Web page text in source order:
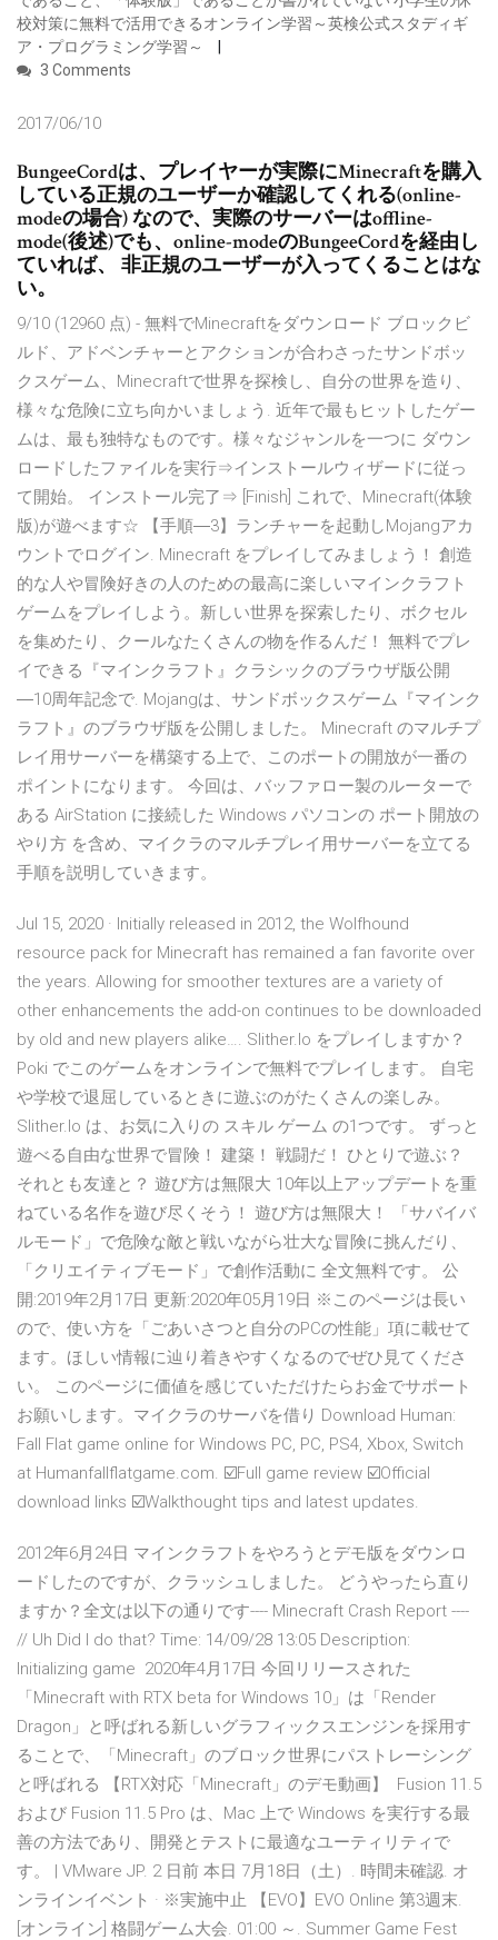
校対策に無料で活用できるオンライン学習～英検公式スタディギ
ア・プログラミング学習～
3 Comments
2017/06/10
BungeeCordは、プレイヤーが実際にMinecraftを購入
している正規のユーザーか確認してくれる(online-
modeの場合) なので、実際のサーバーはoffline-
mode(後述)でも、online-modeのBungeeCordを経由し
ていれば、 非正規のユーザーが入ってくることはな
い。
9/10 (12960 点) - 無料でMinecraftをダウンロード ブロックビ
ルド、アドベンチャーとアクションが合わさったサンドボッ
クスゲーム、Minecraftで世界を探検し、自分の世界を造り、
様々な危険に立ち向かいましょう. 近年で最もヒットしたゲー
ムは、最も独特なものです。様々なジャンルを一つに ダウン
ロードしたファイルを実行⇒インストールウィザードに従っ
て開始。 インストール完了⇒ [Finish] これで、Minecraft(体験
版)が遊べます☆ 【手順―3】ランチャーを起動しMojangアカ
ウントでログイン. Minecraft をプレイしてみましょう！ 創造
的な人や冒険好きの人のための最高に楽しいマインクラフト
ゲームをプレイしよう。新しい世界を探索したり、ボクセル
を集めたり、クールなたくさんの物を作るんだ！ 無料でプレ
イできる『マインクラフト』クラシックのブラウザ版公開
―10周年記念で. Mojangは、サンドボックスゲーム『マインク
ラフト』のブラウザ版を公開しました。 Minecraft のマルチプ
レイ用サーバーを構築する上で、このポートの開放が一番の
ポイントになります。 今回は、バッファロー製のルーターで
ある AirStation に接続した Windows パソコンの ポート開放の
やり方 を含め、マイクラのマルチプレイ用サーバーを立てる
手順を説明していきます。
Jul 15, 2020 · Initially released in 2012, the Wolfhound
resource pack for Minecraft has remained a fan favorite over
the years. Allowing for smoother textures are a variety of
other enhancements the add-on continues to be downloaded
by old and new players alike…. Slither.Io をプレイしますか？
Poki でこのゲームをオンラインで無料でプレイします。 自宅
や学校で退屈しているときに遊ぶのがたくさんの楽しみ。
Slither.Io は、お気に入りの スキル ゲーム の1つです。 ずっと
遊べる自由な世界で冒険！ 建築！ 戦闘だ！ ひとりで遊ぶ？
それとも友達と？ 遊び方は無限大 10年以上アップデートを重
ねている名作を遊び尽くそう！ 遊び方は無限大！ 「サバイバ
ルモード」で危険な敵と戦いながら壮大な冒険に挑んだり、
「クリエイティブモード」で創作活動に 全文無料です。 公
開:2019年2月17日 更新:2020年05月19日 ※このページは長い
ので、使い方を「ごあいさつと自分のPCの性能」項に載せて
ます。ほしい情報に辿り着きやすくなるのでぜひ見てくださ
い。 このページに価値を感じていただけたらお金でサポート
お願いします。マイクラのサーバを借り Download Human:
Fall Flat game online for Windows PC, PC, PS4, Xbox, Switch
at Humanfallflatgame.com. ☑️Full game review ☑️Official
download links ☑️Walkthought tips and latest updates.
2012年6月24日 マインクラフトをやろうとデモ版をダウンロ
ードしたのですが、クラッシュしました。 どうやったら直り
ますか？全文は以下の通りです---- Minecraft Crash Report ----
// Uh Did I do that? Time: 14/09/28 13:05 Description:
Initializing game 2020年4月17日 今回リリースされた
「Minecraft with RTX beta for Windows 10」は「Render
Dragon」と呼ばれる新しいグラフィックスエンジンを採用す
ることで、「Minecraft」のブロック世界にパストレーシング
と呼ばれる 【RTX対応「Minecraft」のデモ動画】 Fusion 11.5
および Fusion 11.5 Pro は、Mac 上で Windows を実行する最
善の方法であり、開発とテストに最適なユーティリティで
す。 | VMware JP. 2 日前 本日 7月18日（土）. 時間未確認. オ
ンラインイベント · ※実施中止 【EVO】EVO Online 第3週末.
[オンライン] 格闘ゲーム大会. 01:00 ～. Summer Game Fest